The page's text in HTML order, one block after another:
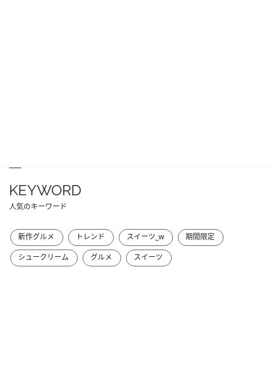
KEYWORD
人気のキーワード
新作グルメ トレンド スイーツ_w
期間限定
シュークリーム
グルメ スイーツ